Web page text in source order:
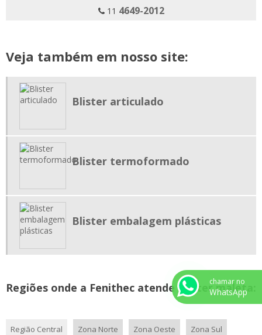
EMPRESA EMBALAGEM BLISTER ENCARTELADO
EMPRESA EMBALAGEM BLISTER SP
FORNECEDOR DE BLISTER
FORNECEDOR EMBALAGEM BLISTER
PEÇAS TÉCNICAS EM VACUUM FORMING
11 4649-2012
Veja também em nosso site:
Blister articulado
Blister termoformado
Blister embalagem plásticas
Regiões onde a Fenithec atende Blister maleta:
Região Central Zona Norte Zona Oeste
Zona Sul
chamar no
WhatsApp